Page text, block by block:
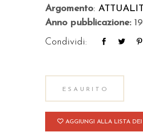
Argomento:
Anno pubblicazione:
Condividi:
ESAURITO
AGGIUNGI ALLA LISTA DEI